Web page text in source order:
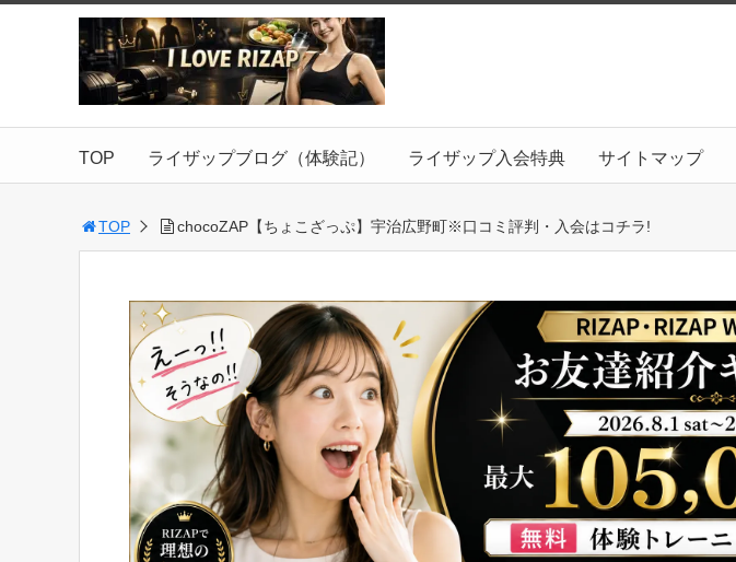
TOP ライザップブログ（体験記） ライザップ入会特典 サイトマップ
TOP chocoZAP【ちょこざっぷ】宇治広野町※口コミ評判・入会はコチラ!